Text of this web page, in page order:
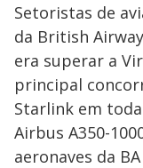
Setoristas de
da British
era superar a
principal
Starlink em
Airbus A350-
aeronaves da